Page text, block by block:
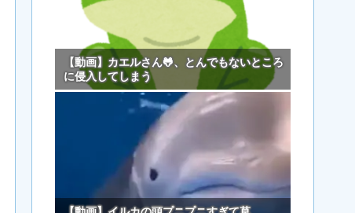
【動画】カエルさん🐸、とんでもないところ
に侵入してしまう